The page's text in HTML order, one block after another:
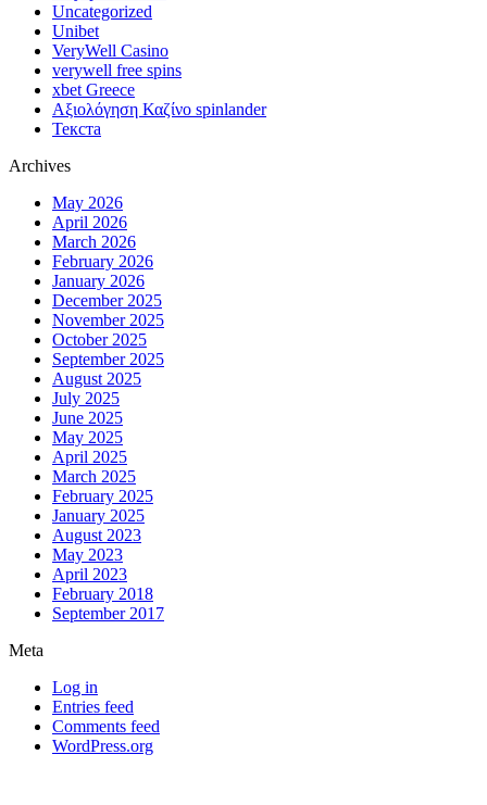
Uncategorized
Unibet
VeryWell Casino
verywell free spins
xbet Greece
Αξιολόγηση Καζίνο spinlander
Текста
Archives
May 2026
April 2026
March 2026
February 2026
January 2026
December 2025
November 2025
October 2025
September 2025
August 2025
July 2025
June 2025
May 2025
April 2025
March 2025
February 2025
January 2025
August 2023
May 2023
April 2023
February 2018
September 2017
Meta
Log in
Entries feed
Comments feed
WordPress.org